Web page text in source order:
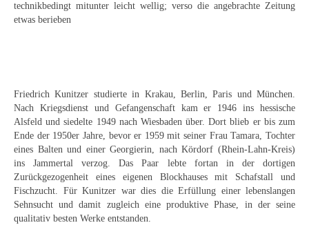
Ferdinand Springer
Weitere Künstler nach 1945
Unbekannt
Autographen / Dokumente
Herkunft & Wirkungsstätte
Berliner Künstler
technikbedingt mitunter leicht wellig; verso die angebrachte Zeitung
etwas berieben
Friedrich Kunitzer studierte in Krakau, Berlin, Paris und München.
Nach Kriegsdienst und Gefangenschaft kam er 1946 ins hessische
Alsfeld und siedelte 1949 nach Wiesbaden über. Dort blieb er bis zum
Ende der 1950er Jahre, bevor er 1959 mit seiner Frau Tamara, Tochter
eines Balten und einer Georgierin, nach Kördorf (Rhein-Lahn-Kreis)
ins Jammertal verzog. Das Paar lebte fortan in der dortigen
Zurückgezogenheit eines eigenen Blockhauses mit Schafstall und
Fischzucht. Für Kunitzer war dies die Erfüllung einer lebenslangen
Sehnsucht und damit zugleich eine produktive Phase, in der seine
qualitativ besten Werke entstanden.